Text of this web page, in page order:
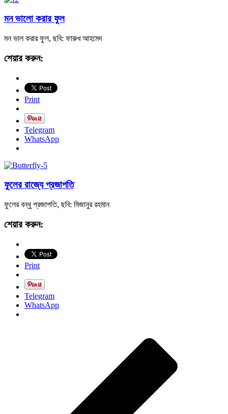
মন ভালো করার ফুল
মন ভাল করার ফুল, ছবি: ফারুখ আহমেদ
শেয়ার করুন:
Print
Telegram
WhatsApp
ফুলের রাজ্যে প্রজাপতি
ফুলের বন্ধু প্রজাপতি, ছবি: মিজানুর রহমান
শেয়ার করুন:
Print
Telegram
WhatsApp